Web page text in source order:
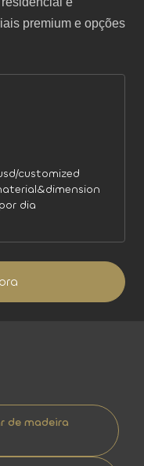
premium e opções
customized
dia
de madeira